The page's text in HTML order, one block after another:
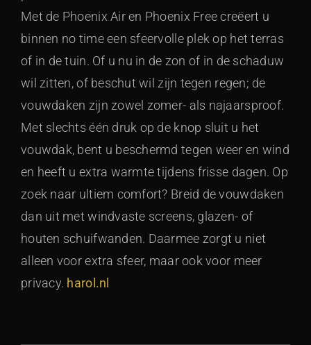
Met de Phoenix Air en Phoenix Free creëert u
binnen no time een sfeervolle plek op het terras
of in de tuin. Of u nu in de zon of in de schaduw
wil zitten, of beschut wil zijn tegen regen; de
vouwdaken zijn zowel zomer- als najaarsproof.
Met slechts één druk op de knop sluit u het
vouwdak, bent u beschermd tegen weer en wind
en heeft u extra warmte tijdens frisse dagen. Op
zoek naar ultiem comfort? Breid de vouwdaken
dan uit met windvaste screens, glazen- of
houten schuifwanden. Daarmee zorgt u niet
alleen voor extra sfeer, maar ook voor meer
privacy. harol.nl